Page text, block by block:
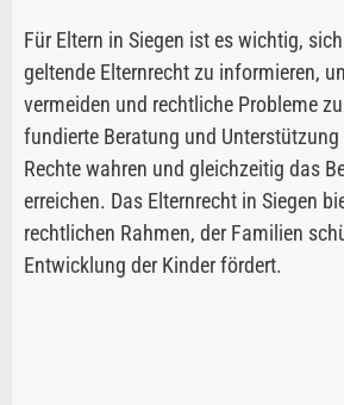
Für Eltern in Siegen ist es wichtig,
geltende Elternrecht zu informieren,
vermeiden und rechtliche Probleme
fundierte Beratung und
Rechte wahren und gleichzeitig das
erreichen. Das Elternrecht in Siegen
rechtlichen Rahmen, der Familien
Entwicklung der Kinder fördert.